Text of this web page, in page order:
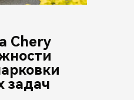
Chery
задач